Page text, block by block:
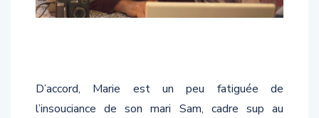
D’accord, Marie est un peu fatiguée de
l’insouciance de son mari Sam, cadre sup au